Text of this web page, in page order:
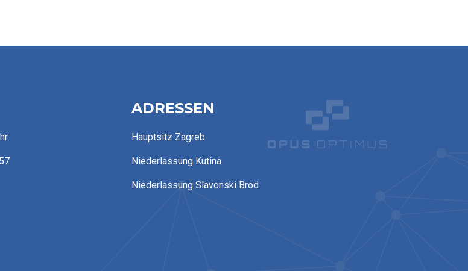
ADRESSEN
Hauptsitz Zagreb
Niederlassung Kutina
Niederlassung Slavonski Brod